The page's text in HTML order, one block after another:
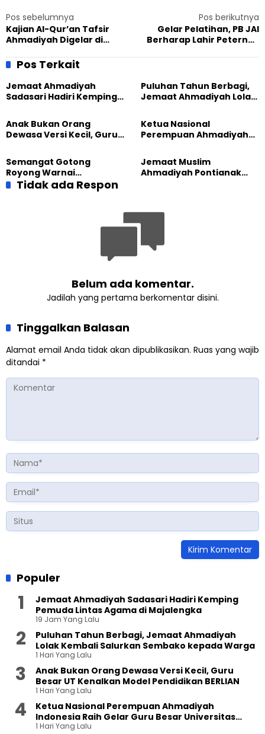
Pos sebelumnya
Kajian Al-Qur’an Tafsir
Ahmadiyah Digelar di
pada Hari Lahir Pancasila
Pos berikutnya
Gelar Pelatihan, PB JAI
Berharap Lahir Peternak
Cianjur
Pos Terkait
Jemaat Ahmadiyah
Sadasari Hadiri Kemping
Puluhan Tahun Berbagi,
Jemaat Ahmadiyah Lolak
Sembako kepada Warga
Anak Bukan Orang
Dewasa Versi Kecil, Guru
Ketua Nasional
Perempuan Ahmadiyah
Besar Universitas
Terbuka
Semangat Gotong
Royong Warnai
Pembangunan Kembali
Jemaat Muslim
Ahmadiyah Pontianak
Tidak ada Respon
Belum ada komentar.
Jadilah yang pertama berkomentar disini.
Tinggalkan Balasan
Alamat email Anda tidak akan dipublikasikan. Ruas yang wajib
ditandai *
Populer
Jemaat Ahmadiyah Sadasari Hadiri Kemping
Pemuda Lintas Agama di Majalengka
19 Jam Yang Lalu
Puluhan Tahun Berbagi, Jemaat Ahmadiyah
Lolak Kembali Salurkan Sembako kepada Warga
1 Hari Yang Lalu
Anak Bukan Orang Dewasa Versi Kecil, Guru
Besar UT Kenalkan Model Pendidikan BERLIAN
1 Hari Yang Lalu
Ketua Nasional Perempuan Ahmadiyah
Indonesia Raih Gelar Guru Besar Universitas
Terbuka
1 Hari Yang Lalu